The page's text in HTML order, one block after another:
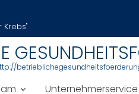
bei Blaha Industrie GmbH
Unternehmerservice